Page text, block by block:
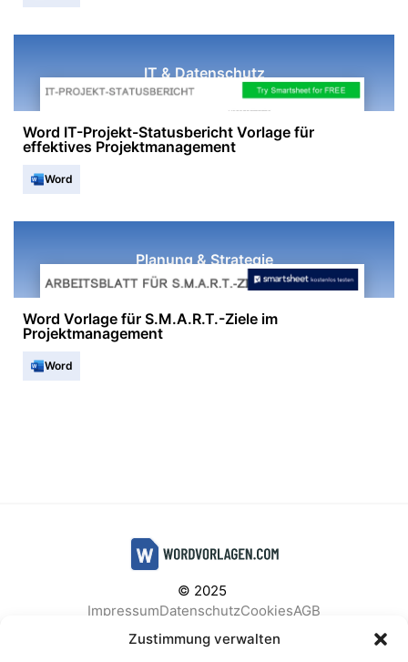
Zustimmung verwalten
IT & Datenschutz
Word IT-Projekt-Statusbericht Vorlage für
effektives Projektmanagement
Word
Planung & Strategie
Word Vorlage für S.M.A.R.T.-Ziele im
Projektmanagement
Word
© 2025
ImpressumDatenschutzCookiesAGB
Facebook
Instagram